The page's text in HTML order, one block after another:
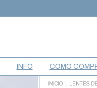
INFO COMO
INICIO LENTES